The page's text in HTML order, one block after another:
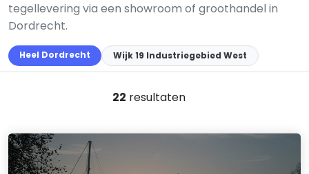
tegellevering via een showroom of groothandel in
Dordrecht.
Heel Dordrecht Wijk 19 Industriegebied West
22 resultaten